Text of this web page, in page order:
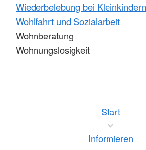
Wiederbelebung bei Kleinkindern
Wohlfahrt und Sozialarbeit
Wohnberatung
Wohnungslosigkeit
Start
Informieren